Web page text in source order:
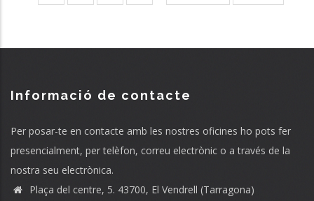
Informació de contacte
Per posar-te en contacte amb les nostres oficines ho pots fer
presencialment, per telèfon, correu electrònic o a través de la
nostra seu electrònica.
Plaça del centre, 5. 43700, El Vendrell (Tarragona)